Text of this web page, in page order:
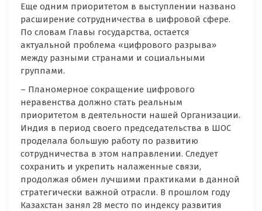
Еще одним приоритетом в выступлении названо
расширение сотрудничества в цифровой сфере.
По словам Главы государства, остается
актуальной проблема «цифрового разрыва»
между разными странами и социальными
группами.
– Планомерное сокращение цифрового
неравенства должно стать реальным
приоритетом в деятельности нашей Организации.
Индия в период своего председательства в ШОС
проделала большую работу по развитию
сотрудничества в этом направлении. Следует
сохранить и укрепить налаженные связи,
продолжая обмен лучшими практиками в данной
стратегически важной отрасли. В прошлом году
Казахстан занял 28 место по индексу развития